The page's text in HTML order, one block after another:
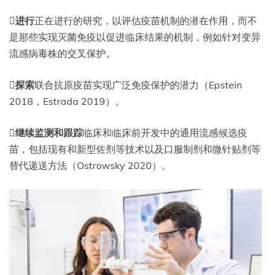
进行正在进行的研究，以评估疫苗机制的潜在作用，而不
是那些实现灭菌免疫以促进临床结果的机制，例如针对变异
流感病毒株的交叉保护。
探索联合抗原疫苗实现广泛免疫保护的潜力（Epstein
2018，Estrada 2019）。
继续监测和跟踪临床和临床前开发中的通用流感候选疫
苗，包括现有和新型佐剂等技术以及口服制剂和微针贴剂等
替代递送方法（Ostrowsky 2020）。